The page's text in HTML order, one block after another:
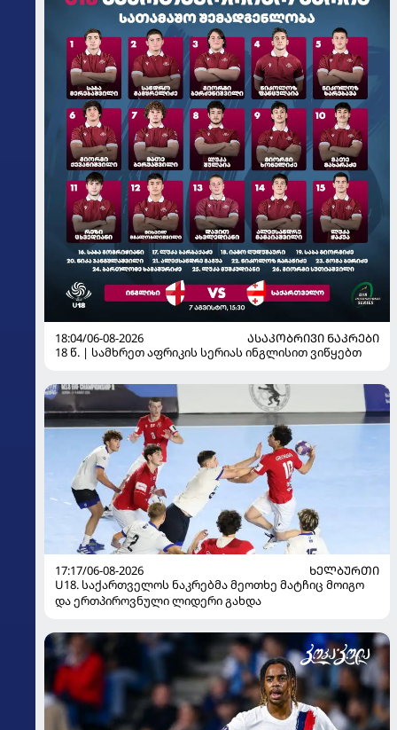
18:04/06-08-2026
ᲐᲡᲐᲙᲝᲑᲠᲘᲕᲘ ᲜᲐᲙᲠᲔᲑᲘ
18 წ. | სამხრეთ აფრიკის სერიას ინგლისით ვიწყებთ
17:17/06-08-2026
ᲮᲔᲚᲑᲣᲠᲗᲘ
U18. საქართველოს ნაკრებმა მეოთხე მატჩიც მოიგო
და ერთპიროვნული ლიდერი გახდა